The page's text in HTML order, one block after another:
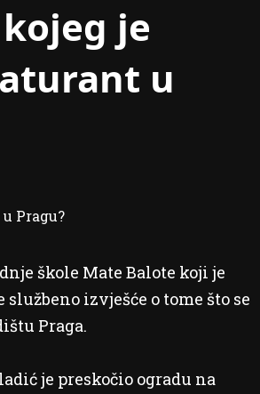
je
u
škole Mate Balote koji je
izvješće o tome što se
Praga.
je preskočio ogradu na